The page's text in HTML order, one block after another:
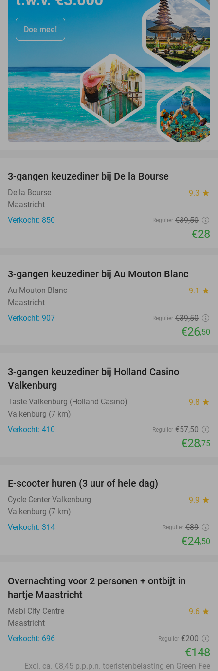
Doe mee!
3-gangen keuzediner bij De la Bourse
De la Bourse 9.3 star
Maastricht
Verkocht: 850
Regulier €39,50
€28
33%
3-gangen keuzediner bij Au Mouton Blanc
Au Mouton Blanc 9.1 star
Maastricht
Verkocht: 907
Regulier €39,50
€26,50
3-gangen keuzediner bij Holland Casino
Valkenburg
Taste Valkenburg (Holland Casino) 9.8 star
Valkenburg (7 km)
Verkocht: 410
Regulier €57,50
€28,75
E-scooter huren (3 uur of hele dag)
Cycle Center Valkenburg 9.9 star
Valkenburg (7 km)
Verkocht: 314
Regulier €39
€24,50
Overnachting voor 2 personen + ontbijt in
hartje Maastricht
Mabi City Centre 9.6 star
Maastricht
Verkocht: 696
Regulier €200
€148
Excl. ca. €8,45 p.p.p.n. toeristenbelasting en Green Fee